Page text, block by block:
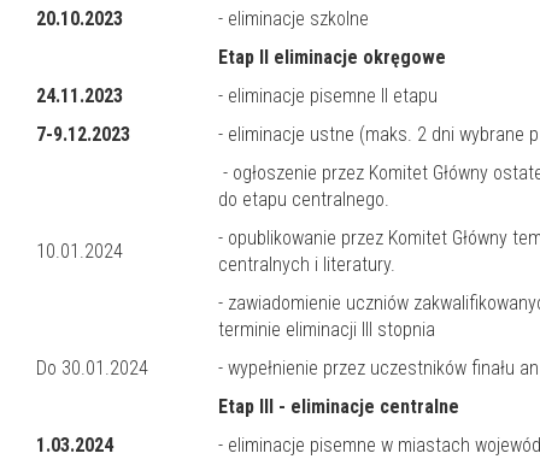
20.10.2023
- eliminacje szkolne
Etap II eliminacje okręgowe
24.11.2023
- eliminacje pisemne II etapu
7-9.12.2023
- eliminacje ustne (maks. 2 dni wybrane
10.01.2024
- ogłoszenie przez Komitet Główny
do etapu centralnego.
- opublikowanie przez Komitet Główny
centralnych i literatury.
- zawiadomienie uczniów
terminie eliminacji III stopnia
Do 30.01.2024
- wypełnienie przez uczestników finału
Etap III - eliminacje centralne
1.03.2024
- eliminacje pisemne w miastach